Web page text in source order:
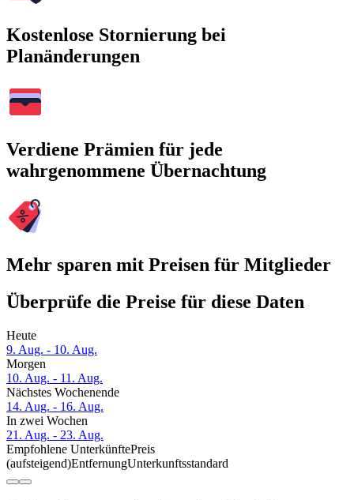
Kostenlose Stornierung bei
Planänderungen
Verdiene Prämien für jede
wahrgenommene Übernachtung
Mehr sparen mit Preisen für Mitglieder
Überprüfe die Preise für diese Daten
Heute
9. Aug. - 10. Aug.
Morgen
10. Aug. - 11. Aug.
Nächstes Wochenende
14. Aug. - 16. Aug.
In zwei Wochen
21. Aug. - 23. Aug.
Empfohlene UnterkünftePreis
(aufsteigend)EntfernungUnterkunftsstandard